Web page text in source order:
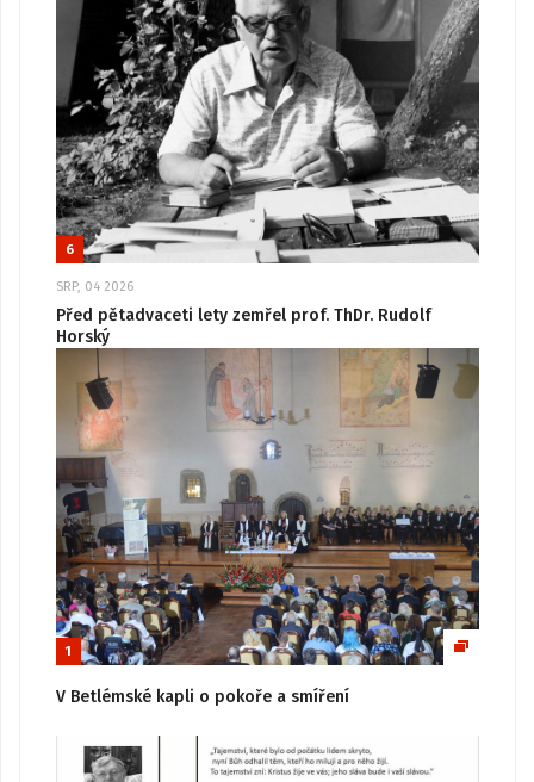
6
SRP, 04 2026
Před pětadvaceti lety zemřel prof. ThDr. Rudolf
Horský
1
V Betlémské kapli o pokoře a smíření